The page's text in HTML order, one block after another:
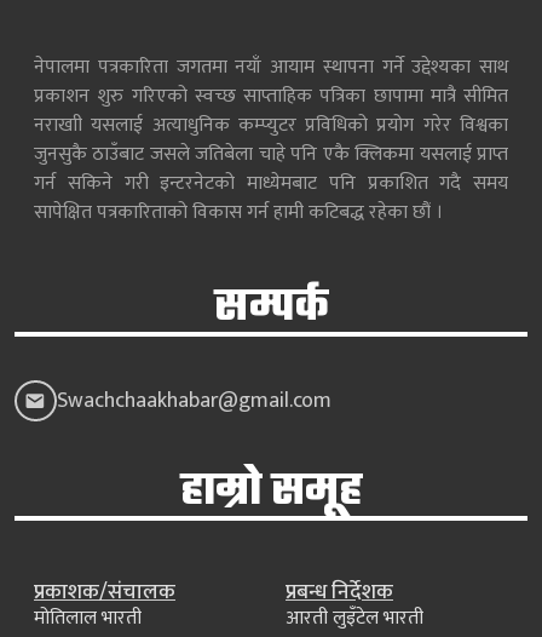
नेपालमा पत्रकारिता जगतमा नयाँ आयाम स्थापना गर्ने उद्देश्यका साथ
प्रकाशन शुरु गरिएको स्वच्छ साप्ताहिक पत्रिका छापामा मात्रै सीमित
नराखाी यसलाई अत्याधुनिक कम्प्युटर प्रविधिको प्रयोग गरेर विश्वका
जुनसुकै ठाउँबाट जसले जतिबेला चाहे पनि एकै क्लिकमा यसलाई प्राप्त
गर्न सकिने गरी इन्टरनेटको माध्येमबाट पनि प्रकाशित गदै समय
सापेक्षित पत्रकारिताको विकास गर्न हामी कटिबद्ध रहेका छौं ।
सम्पर्क
Swachchaakhabar@gmail.com
हाम्रो समूह
प्रकाशक/संचालक
मोतिलाल भारती
प्रबन्ध निर्देशक
आरती लुइँटेल भारती